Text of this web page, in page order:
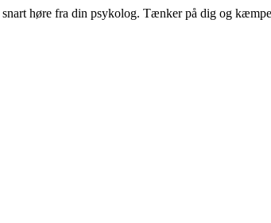
snart høre fra din psykolog. Tænker på dig og